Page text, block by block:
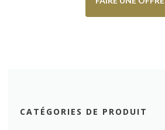
CATÉGORIES DE PRODUIT